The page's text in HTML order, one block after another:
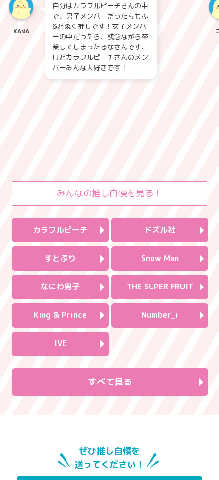
KANA
自分はカラフルピーチさんの中
で、男子メンバーだったらもふ
&どぬく推しです！女子メンバ
ーの中だったら、残念ながら卒
業してしまったるなさんです、
けどカラフルピーチさんのメン
バーみんな大好きです！
ユズ
みんなの推し自慢を見る！
カラフルピーチ ドズル社
すとぷり Snow Man
なにわ男子 THE SUPER FRUIT
King & Prince Number_i
IVE
すべて見る
ぜひ推し自慢を
送ってください！